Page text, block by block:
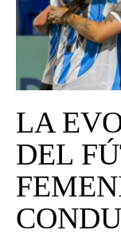
NOTICIAS
CAD
CAD
LA
DEL